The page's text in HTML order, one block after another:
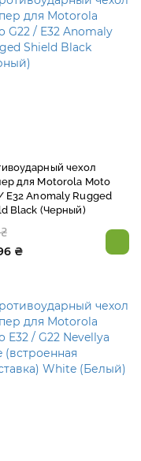
чехол
для Motorola Moto
E32 Anomaly Rugged
Black (Черный)
₴